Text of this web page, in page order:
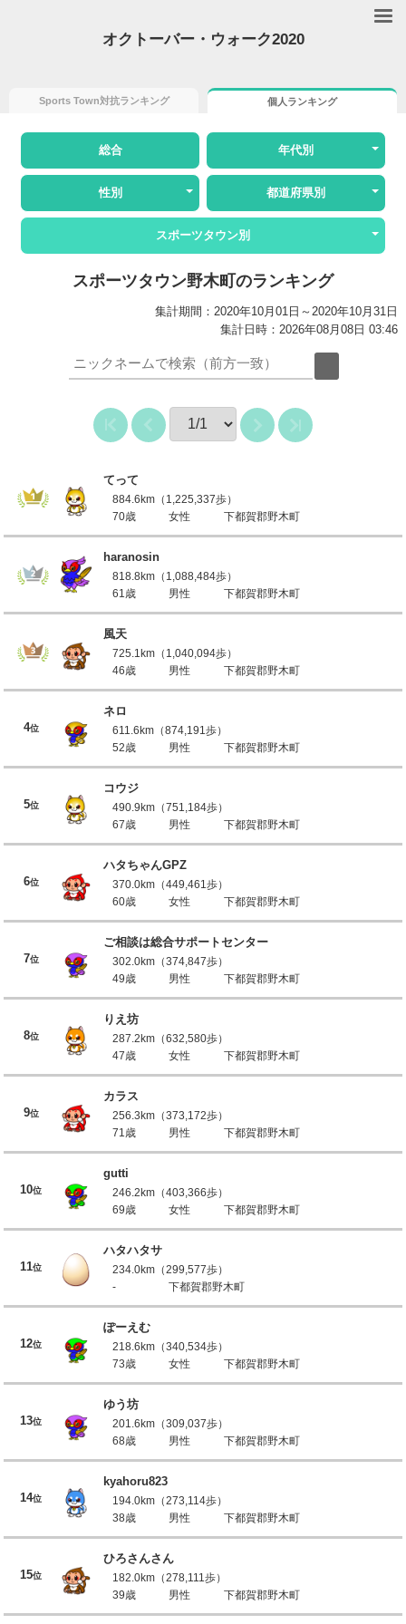
オクトーバー・ウォーク2020
Sports Town対抗ランキング 個人ランキング
総合 年代別
性別 都道府県別
スポーツタウン別
スポーツタウン野木町のランキング
集計期間：2020年10月01日～2020年10月31日
集計日時：2026年08月08日 03:46
てって
884.6km（1,225,337歩）
70歳
女性 下都賀郡野木町
haranosin
818.8km（1,088,484歩）
61歳
男性 下都賀郡野木町
風天
725.1km（1,040,094歩）
46歳
男性 下都賀郡野木町
4位
ネロ
611.6km（874,191歩）
52歳
男性 下都賀郡野木町
5位
コウジ
490.9km（751,184歩）
67歳
男性 下都賀郡野木町
6位
ハタちゃんGPZ
370.0km（449,461歩）
60歳
女性 下都賀郡野木町
7位
ご相談は総合サポートセンター
302.0km（374,847歩）
49歳
男性 下都賀郡野木町
8位
りえ坊
287.2km（632,580歩）
47歳
女性 下都賀郡野木町
9位
カラス
256.3km（373,172歩）
71歳
男性 下都賀郡野木町
10位
gutti
246.2km（403,366歩）
69歳
女性 下都賀郡野木町
11位
ハタハタサ
234.0km（299,577歩）
-
下都賀郡野木町
12位
ぽーえむ
218.6km（340,534歩）
73歳
女性 下都賀郡野木町
13位
ゆう坊
201.6km（309,037歩）
68歳
男性 下都賀郡野木町
14位
kyahoru823
194.0km（273,114歩）
38歳
男性 下都賀郡野木町
15位
ひろさんさん
182.0km（278,111歩）
39歳
男性 下都賀郡野木町